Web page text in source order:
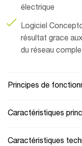
électrique
Logiciel
résultat grace
du réseau
Principes de
Caractéristiques
Caractéristiques